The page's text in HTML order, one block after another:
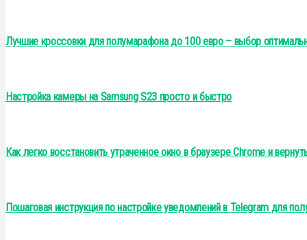
Лучшие кроссовки для полумарафона до 100 евро – выбор
Настройка камеры на Samsung S23 просто и быстро
Как легко восстановить утраченное окно в браузере Chrome и
Пошаговая инструкция по настройке уведомлений в Telegram для